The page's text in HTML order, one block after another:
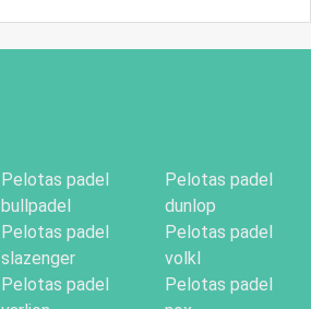
Pelotas padel
bullpadel
Pelotas padel
dunlop
Pelotas padel
slazenger
Pelotas padel
volkl
Pelotas padel
Pelotas padel